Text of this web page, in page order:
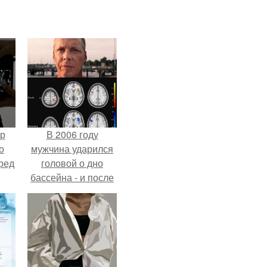
В 2006 году
мужчина ударился
головой о дно
бассейна - и после
этого его жизнь
изменилась самым
странным образом.